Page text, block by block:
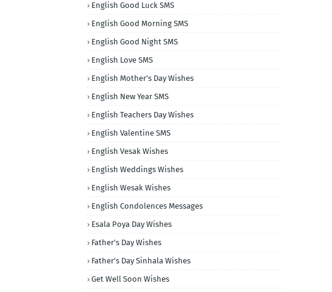
English Good Luck SMS
English Good Morning SMS
English Good Night SMS
English Love SMS
English Mother's Day Wishes
English New Year SMS
English Teachers Day Wishes
English Valentine SMS
English Vesak Wishes
English Weddings Wishes
English Wesak Wishes
English Condolences Messages
Esala Poya Day Wishes
Father's Day Wishes
Father's Day Sinhala Wishes
Get Well Soon Wishes